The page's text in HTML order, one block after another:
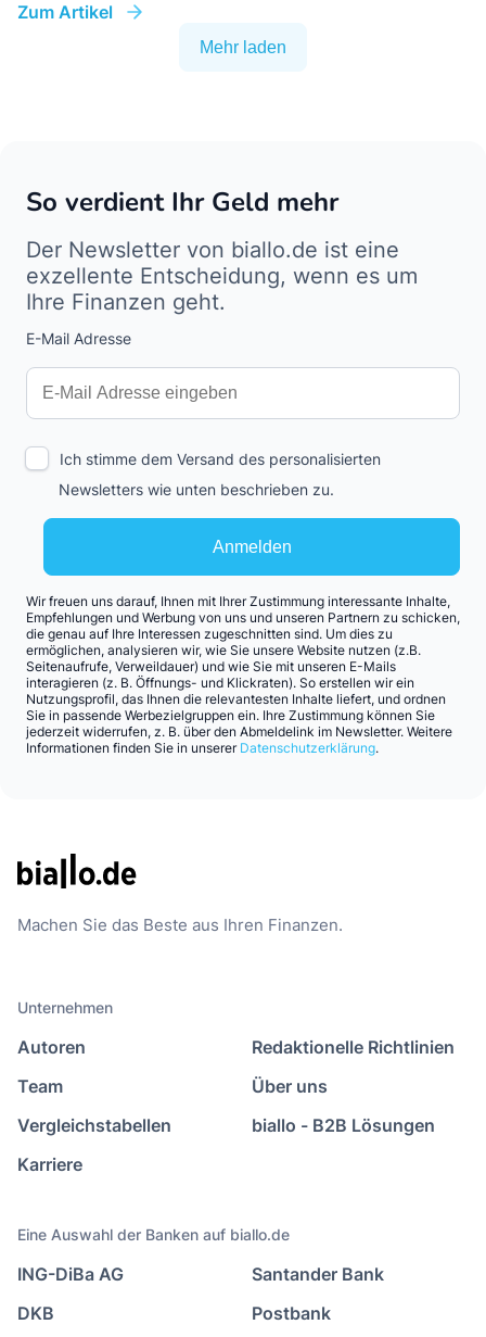
Zum Artikel
Mehr laden
So verdient Ihr Geld mehr
Der Newsletter von biallo.de ist eine
exzellente Entscheidung, wenn es um
Ihre Finanzen geht.
E-Mail Adresse
Interests
Amount
Anmelden
Ich stimme dem Versand des personalisierten
Newsletters wie unten beschrieben zu.
Wir freuen uns darauf, Ihnen mit Ihrer Zustimmung interessante Inhalte,
Empfehlungen und Werbung von uns und unseren Partnern zu schicken,
die genau auf Ihre Interessen zugeschnitten sind. Um dies zu
ermöglichen, analysieren wir, wie Sie unsere Website nutzen (z.B.
Seitenaufrufe, Verweildauer) und wie Sie mit unseren E-Mails
interagieren (z. B. Öffnungs- und Klickraten). So erstellen wir ein
Nutzungsprofil, das Ihnen die relevantesten Inhalte liefert, und ordnen
Sie in passende Werbezielgruppen ein. Ihre Zustimmung können Sie
jederzeit widerrufen, z. B. über den Abmeldelink im Newsletter. Weitere
Informationen finden Sie in unserer Datenschutzerklärung.
Machen Sie das Beste aus Ihren Finanzen.
Unternehmen
Autoren
Team
Vergleichstabellen
Karriere
Redaktionelle Richtlinien
Über uns
biallo - B2B Lösungen
Eine Auswahl der Banken auf biallo.de
ING-DiBa AG
DKB
Santander Bank
Postbank